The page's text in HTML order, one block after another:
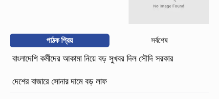
পাঠক প্রিয় সর্বশেষ
বাংলাদেশি কর্মীদের আকামা নিয়ে বড় সুখবর দিল সৌদি সরকার
দেশের বাজারে সোনার দামে বড় লাফ